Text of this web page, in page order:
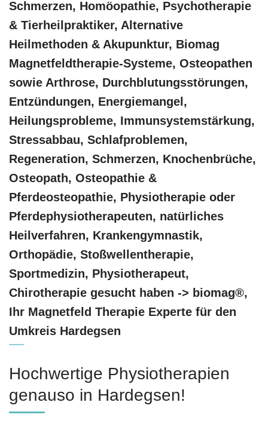
Schmerzen, ‎Homöopathie, ‎Psychotherapie
& ‎Tierheilpraktiker, Alternative
Heilmethoden & Akupunktur, Biomag
Magnetfeldtherapie-Systeme, Osteopathen
sowie Arthrose, Durchblutungsstörungen,
Entzündungen, Energiemangel,
Heilungsprobleme, Immunsystemstärkung,
Stressabbau, Schlafproblemen,
Regeneration, Schmerzen, Knochenbrüche,
Osteopath, Osteopathie &
Pferdeosteopathie, Physiotherapie oder
Pferdephysiotherapeuten, natürliches
Heilverfahren, Krankengymnastik,
Orthopädie, Stoßwellentherapie,
Sportmedizin, Physiotherapeut,
Chirotherapie gesucht haben -> biomag®,
Ihr Magnetfeld Therapie Experte für den
Umkreis Hardegsen
Hochwertige Physiotherapien
genauso in Hardegsen!